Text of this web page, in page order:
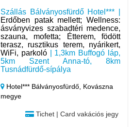
Szállás Bálványosfürdő Hotel*** |
Erdőben patak mellett; Wellness:
ásványvizes szabadtéri medence,
szauna, mofetta; Étterem, födött
terasz, rusztikus terem, nyárikert,
WiFi, parkoló| 1,3km Buffogó láp,
5km Szent Anna-tó, 8km
Tusnádfürdő-sípálya
Hotel*** Bálványosfürdő, Kovászna
megye
Tichet | Card vakációs jegy